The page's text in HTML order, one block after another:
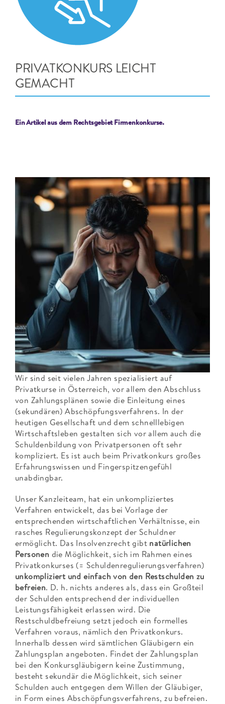
Kontakt
PRIVATKONKURS LEICHT
GEMACHT
Ein Artikel aus dem Rechtsgebiet Firmenkonkurse.
Wir sind seit vielen Jahren spezialisiert auf
Privatkurse in Österreich, vor allem den Abschluss
von Zahlungsplänen sowie die Einleitung eines
(sekundären) Abschöpfungsverfahrens. In der
heutigen Gesellschaft und dem schnelllebigen
Wirtschaftsleben gestalten sich vor allem auch die
Schuldenbildung von Privatpersonen oft sehr
kompliziert. Es ist auch beim Privatkonkurs großes
Erfahrungswissen und Fingerspitzengefühl
unabdingbar.
Unser Kanzleiteam, hat ein unkompliziertes
Verfahren entwickelt, das bei Vorlage der
entsprechenden wirtschaftlichen Verhältnisse, ein
rasches Regulierungskonzept der Schuldner
ermöglicht. Das Insolvenzrecht gibt natürlichen
Personen die Möglichkeit, sich im Rahmen eines
Privatkonkurses (= Schuldenregulierungsverfahren)
unkompliziert und einfach von den Restschulden zu
befreien. D. h. nichts anderes als, dass ein Großteil
der Schulden entsprechend der individuellen
Leistungsfähigkeit erlassen wird. Die
Restschuldbefreiung setzt jedoch ein formelles
Verfahren voraus, nämlich den Privatkonkurs.
Innerhalb dessen wird sämtlichen Gläubigern ein
Zahlungsplan angeboten. Findet der Zahlungsplan
bei den Konkursgläubigern keine Zustimmung,
besteht sekundär die Möglichkeit, sich seiner
Schulden auch entgegen dem Willen der Gläubiger,
in Form eines Abschöpfungsverfahrens, zu befreien.